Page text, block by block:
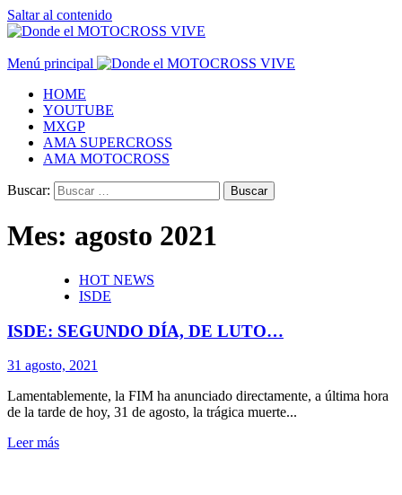
Saltar al contenido
Menú principal
HOME
YOUTUBE
MXGP
AMA SUPERCROSS
AMA MOTOCROSS
Buscar:
Mes: agosto 2021
HOT NEWS
ISDE
ISDE: SEGUNDO DÍA, DE LUTO…
31 agosto, 2021
Lamentablemente, la FIM ha anunciado directamente, a última hora
de la tarde de hoy, 31 de agosto, la trágica muerte...
Leer más